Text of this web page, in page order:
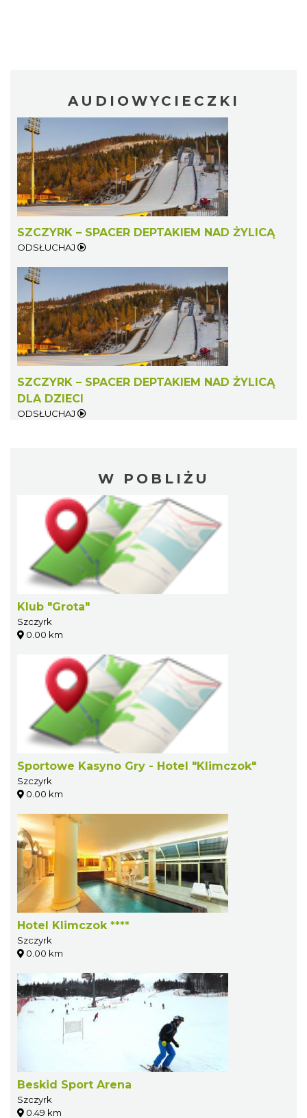
AUDIOWYCIECZKI
SZCZYRK – SPACER DEPTAKIEM NAD ŻYLICĄ
ODSŁUCHAJ
SZCZYRK – SPACER DEPTAKIEM NAD ŻYLICĄ
DLA DZIECI
ODSŁUCHAJ
W POBLIŻU
Klub "Grota"
Szczyrk
0.00 km
Sportowe Kasyno Gry - Hotel "Klimczok"
Szczyrk
0.00 km
Hotel Klimczok ****
Szczyrk
0.00 km
Beskid Sport Arena
Szczyrk
0.49 km